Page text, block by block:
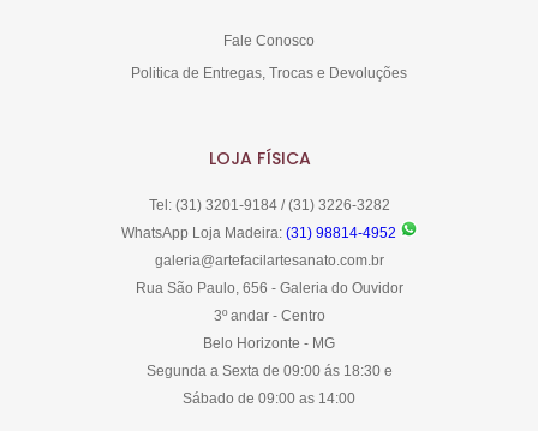
Fale Conosco
Politica de Entregas, Trocas e Devoluções
LOJA FÍSICA
Tel: (31) 3201-9184 / (31) 3226-3282
WhatsApp Loja Madeira: (31) 98814-4952
galeria@artefacilartesanato.com.br
Rua São Paulo, 656 - Galeria do Ouvidor
3º andar - Centro
Belo Horizonte - MG
Segunda a Sexta de 09:00 ás 18:30 e
Sábado de 09:00 as 14:00